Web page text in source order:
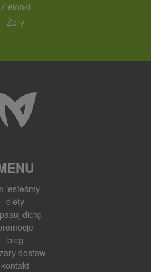
Zielonki
Żory
jesteśmy
diety
dietę
blog
dostaw
kontakt